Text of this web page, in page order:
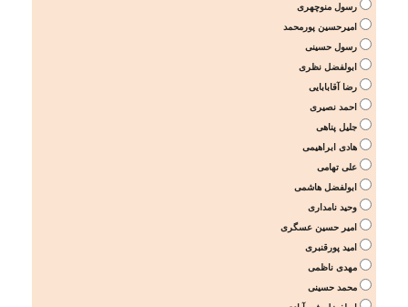
رسول منوچهری
امیرحسین پورمحمد
رسول حسینی
ابولفضل نظری
رضا آقابابایی
احمد نصیری
جلیل پناهی
هادی ابراهیمی
علی تهامی
ابولفضل هاشمی
وحید نامداری
امیر حسین عسگری
امید پورقنبری
مهدی ناظمی
محمد حسینی